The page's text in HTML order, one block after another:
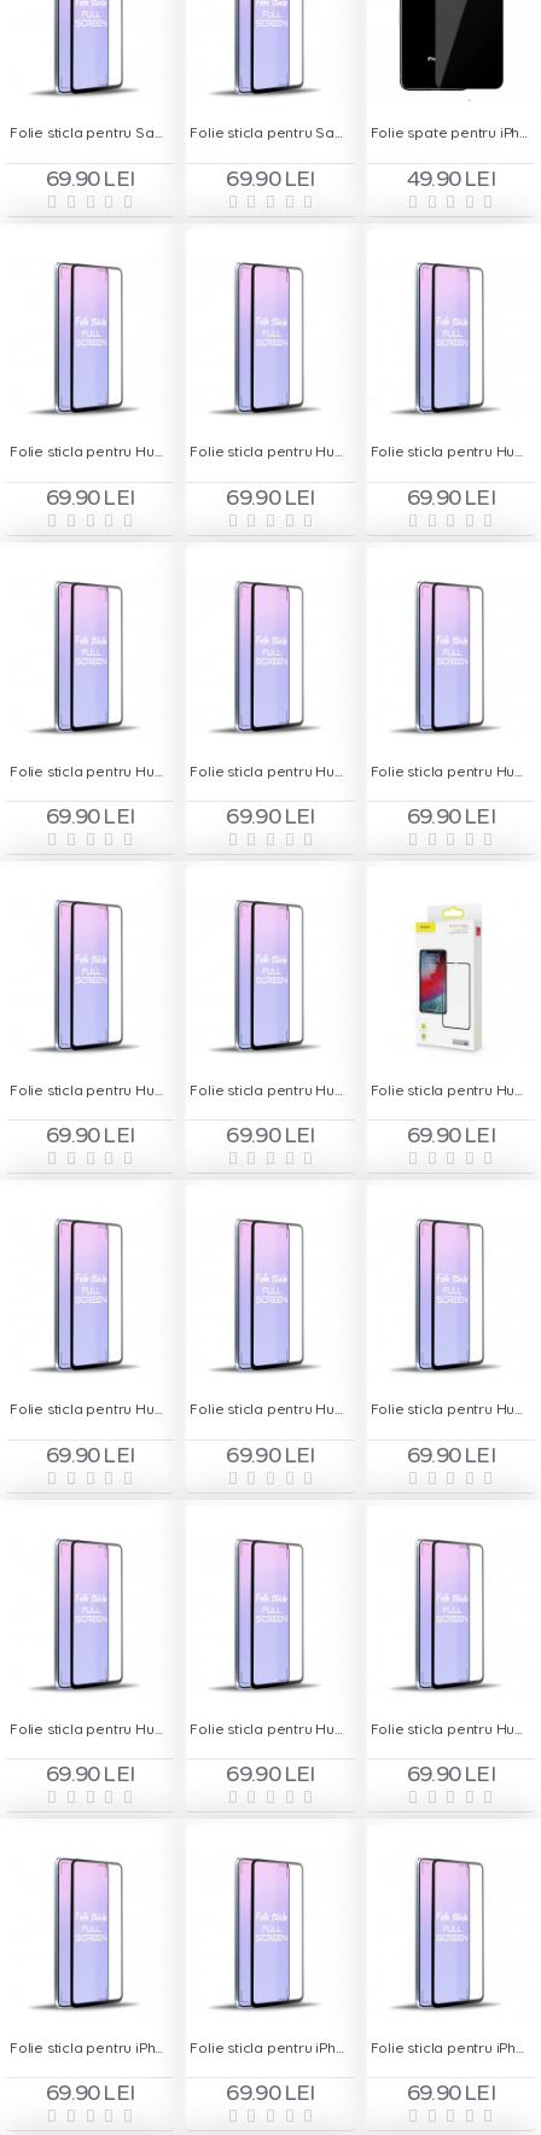
Folie sticla pentru Samsung Galaxy A10 - Full Screen
69.90 LEI
Folie sticla pentru Samsung Galaxy A20 - Full Screen
69.90 LEI
Folie spate pentru iPhone XR - Baseus
49.90 LEI
Folie sticla pentru Huawei Mate 10 Lite - Full Screen
69.90 LEI
Folie sticla pentru Huawei Mate 20 Lite - Full Screen
69.90 LEI
Folie sticla pentru Huawei Mate 20 X - Full Screen
69.90 LEI
69.90 LEI 69.90 LEI 69.90 LEI
69.90 LEI 69.90 LEI 69.90 LEI
Folie sticla pentru Huawei P30 Lite - Full Screen
69.90 LEI
Folie sticla pentru Huawei Y5 2018 - Full Screen
69.90 LEI
Folie sticla pentru Huawei Y5 2019 - Full Screen
69.90 LEI
69.90 LEI 69.90 LEI 69.90 LEI
69.90 LEI 69.90 LEI 69.90 LEI